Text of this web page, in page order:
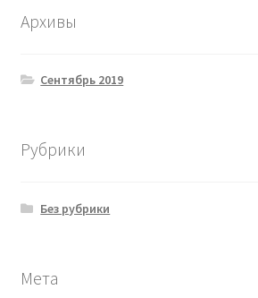
Архивы
Сентябрь 2019
Рубрики
Без рубрики
Мета